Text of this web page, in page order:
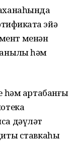
эйә
менән
һәм
һәм артабанғы
дәүләт
ставкаһы